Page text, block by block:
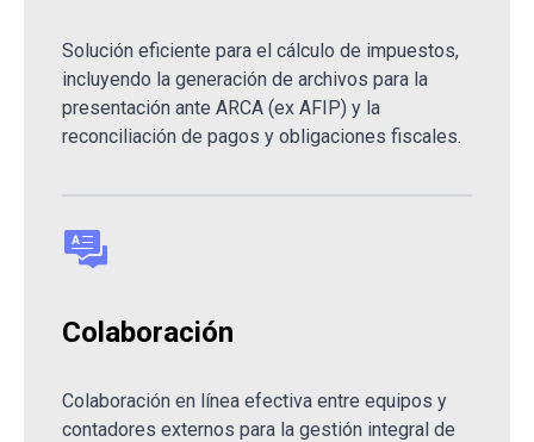
Solución eficiente para el cálculo de impuestos,
incluyendo la generación de archivos para la
presentación ante ARCA (ex AFIP) y la
reconciliación de pagos y obligaciones fiscales.
Colaboración
Colaboración en línea efectiva entre equipos y
contadores externos para la gestión integral de